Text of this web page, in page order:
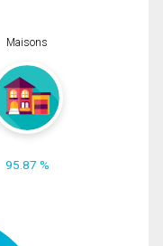
Maisons
95.87 %